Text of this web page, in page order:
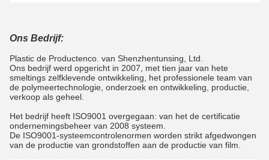
Ons Bedrijf:
Plastic de Productenco. van Shenzhentunsing, Ltd.
Ons bedrijf werd opgericht in 2007, met tien jaar van hete
smeltings zelfklevende ontwikkeling, het professionele team van
de polymeertechnologie, onderzoek en ontwikkeling, productie,
verkoop als geheel.
Het bedrijf heeft ISO9001 overgegaan: van het de certificatie
ondernemingsbeheer van 2008 systeem.
De ISO9001-systeemcontrolenormen worden strikt afgedwongen
van de productie van grondstoffen aan de productie van film.